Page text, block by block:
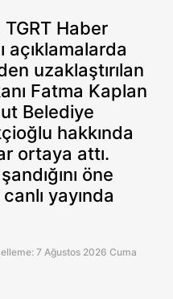
Haber
açıklamalarda
uzaklaştırılan
Fatma Kaplan
Belediye
hakkında
ortaya attı.
öne
yayında
7 Ağustos 2026 Cuma